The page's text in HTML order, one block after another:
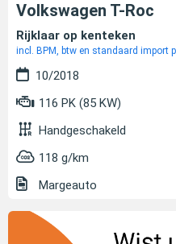
Volkswagen T-Roc
Rijklaar op kenteken
incl. BPM, btw en standaard import
10/2018
116 PK (85 KW)
Handgeschakeld
118 g/km
Margeauto